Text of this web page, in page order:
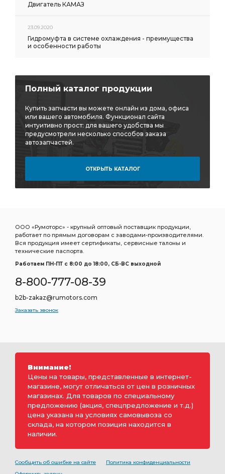
Двигатель КАМАЗ
23.09.2020
Гидромуфта в системе охлаждения - преимущества
и особенности работы
Полный каталог продукции
Купить запчасти вы можете онлайн из дома, офиса
или вашего автомобиля. Функционал сайта
интуитивно прост: для вашего удобства мы
предусмотрели несколько способов заказа
автозапчастей.
ОТКРЫТЬ КАТАЛОГ
ООО «Румоторс» - крупный оптовый поставщик продукции,
работает по прямым договорам с заводами-производителями.
Вся продукция имеет сертификаты, сервисные талоны и
технические паспорта.
Работаем ПН-ПТ c 8:00 до 18:00, СБ-ВС выходной
8-800-777-08-39
b2b-zakaz@rumotors.com
Заказать звонок
Внимание!
Цены на товары, представленные в интернет-
магазине, могут отличаться от цен в розничных
магазинах. Для товаров по специальному
предложению (акция, спецпредложение и т.д.)
цена указана на условиях самовывоза со
склада, на котором позиция находится в
наличии.
Сообщить об ошибке на сайте
Политика конфиденциальности